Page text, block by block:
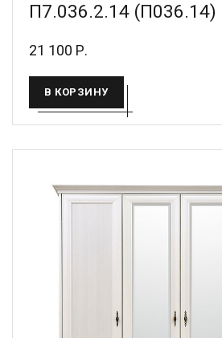
П7.036.2.14 (П036.14)
21 100 Р.
В КОРЗИНУ